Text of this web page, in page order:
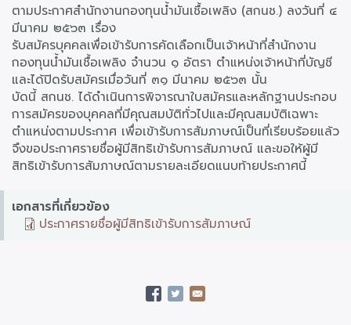
ตามประกาศสำนักงานกองทุนน้ำมันเชื้อเพลิง (สกนช.) ลงวันที่ ๔
มีนาคม ๒๕๖๓ เรื่อง
รับสมัครบุคคลเพื่อเข้ารับการคัดเลือกเป็นเจ้าหน้าที่สำนักงาน
กองทุนน้ำมันเชื้อเพลิง จำนวน ๑ อัตรา ตำแหน่งเจ้าหน้าที่บัญชี
และได้ปิดรับสมัครเมื่อวันที่ ๓๑ มีนาคม ๒๕๖๓ นั้น
บัดนี้ สกนช. ได้ดำเนินการพิจารณาใบสมัครและหลักฐานประกอบ
การสมัครของบุคคลที่มีคุณสมบัติทั่วไปและมีคุณสมบัติเฉพาะ
ตำแหน่งตามประกาศ เพื่อเข้ารับการสัมภาษณ์เป็นที่เรียบร้อยแล้ว
จึงขอประกาศรายชื่อผู้มีสิทธิเข้ารับการสัมภาษณ์ และขอให้ผู้มี
สิทธิเข้ารับการสัมภาษณ์ตามรายละเอียดแนบท้ายประกาศนี้
เอกสารที่เกี่ยวข้อง
ประกาศรายชื่อผู้มีสิทธิเข้ารับการสัมภาษณ์